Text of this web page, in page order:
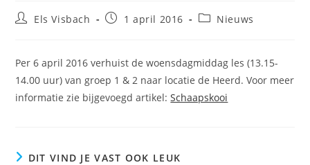
BerichtEls Visbach
Bericht1 april 2016 Berichtcategorie:
Nieuws
Per 6 april 2016 verhuist de woensdagmiddag les (13.15-
14.00 uur) van groep 1 & 2 naar locatie de Heerd. Voor meer
informatie zie bijgevoegd artikel:Schaapskooi
DIT VIND JE VAST OOK LEUK